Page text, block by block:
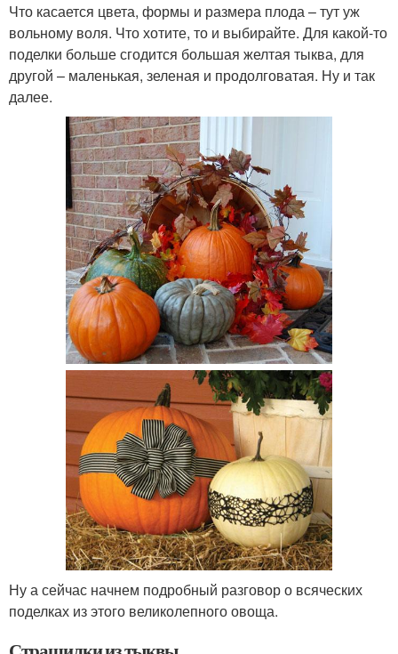
Что касается цвета, формы и размера плода – тут уж
вольному воля. Что хотите, то и выбирайте. Для какой-то
поделки больше сгодится большая желтая тыква, для
другой – маленькая, зеленая и продолговатая. Ну и так
далее.
Ну а сейчас начнем подробный разговор о всяческих
поделках из этого великолепного овоща.